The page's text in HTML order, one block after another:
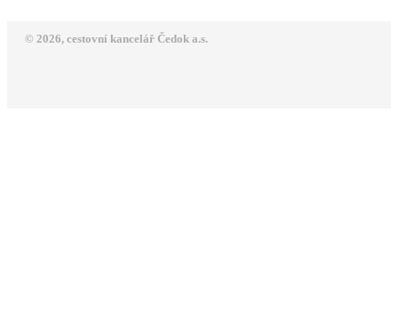
© 2026, cestovní kancelář Čedok a.s.